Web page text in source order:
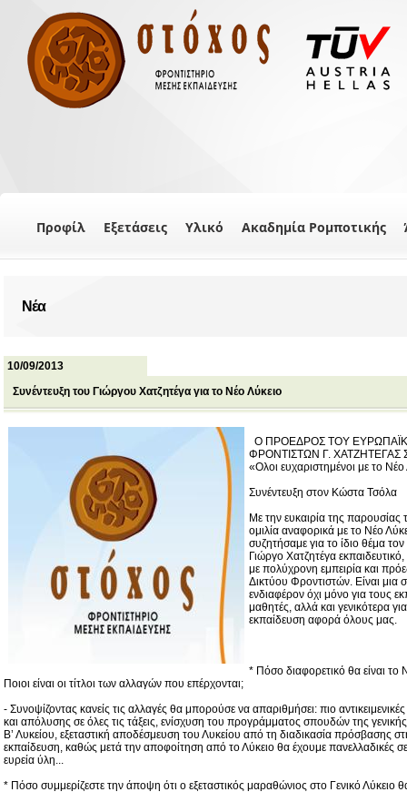
Προφίλ Εξετάσεις Υλικό Ακαδημία Ρομποτικής
Νέα
10/09/2013
Συνέντευξη του Γιώργου Χατζητέγα για το Νέο Λύκειο
O ΠΡΟΕΔΡΟΣ ΤΟΥ
ΦΡΟΝΤΙΣΤΩΝ Γ. ΧΑΤΖΗΤΕΓΑΣ
«Ολοι ευχαριστημένοι με το Νέο
Συνέντευξη στον Κώστα Τσόλα
Με την ευκαιρία της παρουσίας
ομιλία αναφορικά με το Νέο
συζητήσαμε για το ίδιο θέμα
Γιώργο Χατζητέγα
με πολύχρονη εμπειρία και
Δικτύου Φροντιστών. Είναι μια
ενδιαφέρον όχι μόνο για τους
μαθητές, αλλά και γενικότερα
εκπαίδευση αφορά όλους μας.
* Πόσο διαφορετικό θα είναι το
Ποιοι είναι οι τίτλοι των αλλαγών που επέρχονται;
- Συνοψίζοντας κανείς τις αλλαγές θα μπορούσε να απαριθμήσει: πιο
και απόλυσης σε όλες τις τάξεις, ενίσχυση του προγράμματος σπουδών της γενικής
Β’ Λυκείου, εξεταστική αποδέσμευση του Λυκείου από τη διαδικασία πρόσβασης
εκπαίδευση, καθώς μετά την αποφοίτηση από το Λύκειο θα έχουμε πανελλαδικές
ευρεία ύλη...
* Πόσο συμμερίζεστε την άποψη ότι ο εξεταστικός μαραθώνιος στο Γενικό Λύκειο